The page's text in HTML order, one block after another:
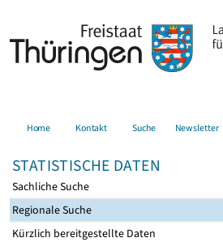
Home Kontakt Suche Newsletter
STATISTISCHE DATEN
Sachliche Suche
Regionale Suche
Kürzlich bereitgestellte Daten